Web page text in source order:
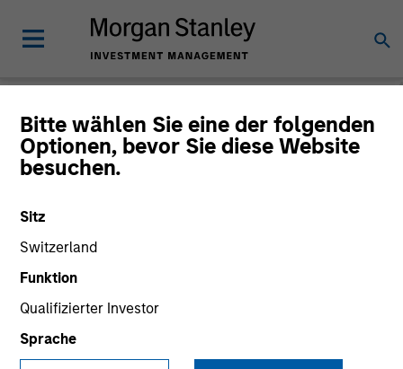
Bitte wählen Sie eine der folgenden
Optionen, bevor Sie diese Website
besuchen.
Sitz
Switzerland
Funktion
Qualifizierter Investor
Sprache
Morgan Stanley
Liquidity Funds